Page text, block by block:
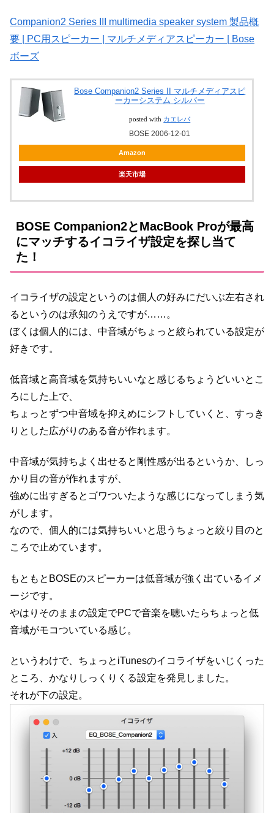
Companion2 Series III multimedia speaker system 製品概
要 | PC用スピーカー | マルチメディアスピーカー | Bose
ボーズ
Bose Companion2 Series II マルチメディアスピ
ーカーシステム シルバー
posted with カエレバ
BOSE 2006-12-01
Amazon
楽天市場
BOSE Companion2とMacBook Proが最高
にマッチするイコライザ設定を探し当て
た！
イコライザの設定というのは個人の好みにだいぶ左右され
るというのは承知のうえですが……。
ぼくは個人的には、中音域がちょっと絞られている設定が
好きです。
低音域と高音域を気持ちいいなと感じるちょうどいいとこ
ろにした上で、
ちょっとずつ中音域を抑えめにシフトしていくと、すっき
りとした広がりのある音が作れます。
中音域が気持ちよく出せると剛性感が出るというか、しっ
かり目の音が作れますが、
強めに出すぎるとゴワついたような感じになってしまう気
がします。
なので、個人的には気持ちいいと思うちょっと絞り目のと
ころで止めています。
もともとBOSEのスピーカーは低音域が強く出ているイメ
ージです。
やはりそのままの設定でPCで音楽を聴いたらちょっと低
音域がモコついている感じ。
というわけで、ちょっとiTunesのイコライザをいじくった
ところ、かなりしっくりくる設定を発見しました。
それが下の設定。